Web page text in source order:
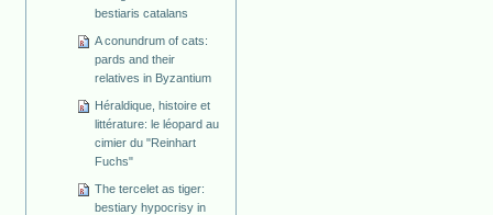
bestiaris catalans
A conundrum of cats:
pards and their
relatives in Byzantium
Héraldique, histoire et
littérature: le léopard au
cimier du "Reinhart
Fuchs"
The tercelet as tiger:
bestiary hypocrisy in